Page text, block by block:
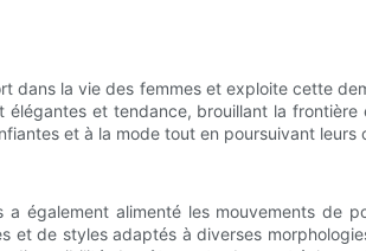
dans la vie des femmes et exploite cette
et tendance, brouillant la
et à la mode tout en poursuivant
également alimenté les mouvements de
de styles adaptés à diverses